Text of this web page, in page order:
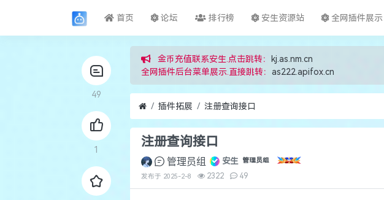
首页 论坛 排行榜 安生资源站 全网插件展示
49
1
金币充值联系安生.点击跳转：
kj.as.nm.cn
全网插件后台菜单展示.直接跳转： as222.apifox.cn
插件拓展 注册查询接口
注册查询接口
管理员组 安生 管理员组
发布于 2025-2-8 2322 49